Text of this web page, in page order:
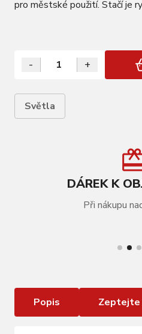
pro městské použití. Stačí je
během dne i noci. • Lehké a
vyrobeno z odolného a
- +
Světla
DÁREK K
Při nákupu
Popis Zeptejte